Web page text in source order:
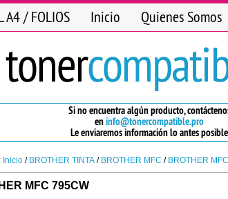
A4 / FOLIOS Inicio Quienes Somos
Si no encuentra algún producto,
eninfo@tonercompatible.pro
Le enviaremos información lo antes posible
Inicio / BROTHER TINTA / BROTHER MFC / BROTHER
MFC 795CW